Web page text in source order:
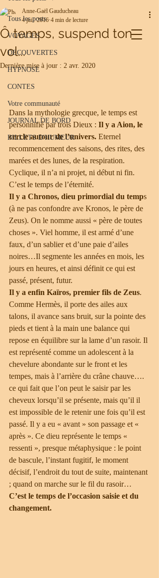
Share
Tous les posts
VOYAGES
DECOUVERTES
HYPNOSE
CONTES
Votre communauté
JOURNAL DE BORD
BILLETS D'HUMEUR
Ô temps, suspend ton
vol...
Anne-Gaël Gauducheau
4 juil. 2016 4 min de lecture
Dernière mise à jour : 2 avr. 2020
Dans la mythologie grecque, le temps est
personnifié par trois Dieux : Il y a Aion, le
cercle autour de l’univers. Eternel
recommencement des saisons, des rites, des
marées et des lunes, de la respiration.
Cyclique, il n’a ni projet, ni début ni fin.
C’est le temps de l’éternité.
Il y a Chronos, dieu primordial du temps
(à ne pas confondre ave Kronos, le père de
Zeus). On le nomme aussi « père de toutes
choses ». Viel homme, il est armé d’une
faux, d’un sablier et d’une paie d’ailes
noires…Il segmente les années en mois, les
jours en heures, et ainsi définit ce qui est
passé, présent, futur.
Il y a enfin Kaïros, premier fils de Zeus.
Comme Hermès, il porte des ailes aux
talons, il avance sans bruit, sur la pointe des
pieds et tient à la main une balance qui
repose en équilibre sur la lame d’un rasoir. Il
est représenté comme un adolescent à la
chevelure abondante sur le front et les
tempes, mais à l’arrière du crâne chauve….
ce qui fait que l’on peut le saisir par les
cheveux lorsqu’il se présente, mais qu’il il
est impossible de le retenir une fois qu’il est
passé. Il y a eu « avant » son passage et «
après ». Ce dieu représente le temps «
ressenti », presque métaphysique : le point
de bascule, l’instant fugitif, le moment
décisif, l’endroit du tout de suite, maintenant
; quand on marche sur le fil du rasoir…
C’est le temps de l’occasion saisie et du
changement.